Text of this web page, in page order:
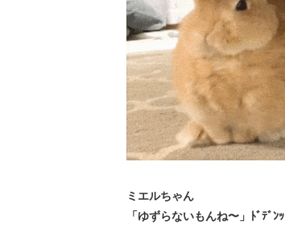
ミエルちゃん
「ゆずらないもんね〜」ﾄﾞﾃﾞﾝｯ